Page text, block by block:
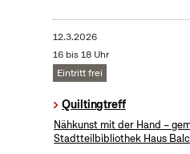
12.3.2026
16 bis 18 Uhr
Eintritt frei
Quiltingtreff
Nähkunst mit der Hand –
Stadtteilbibliothek Haus